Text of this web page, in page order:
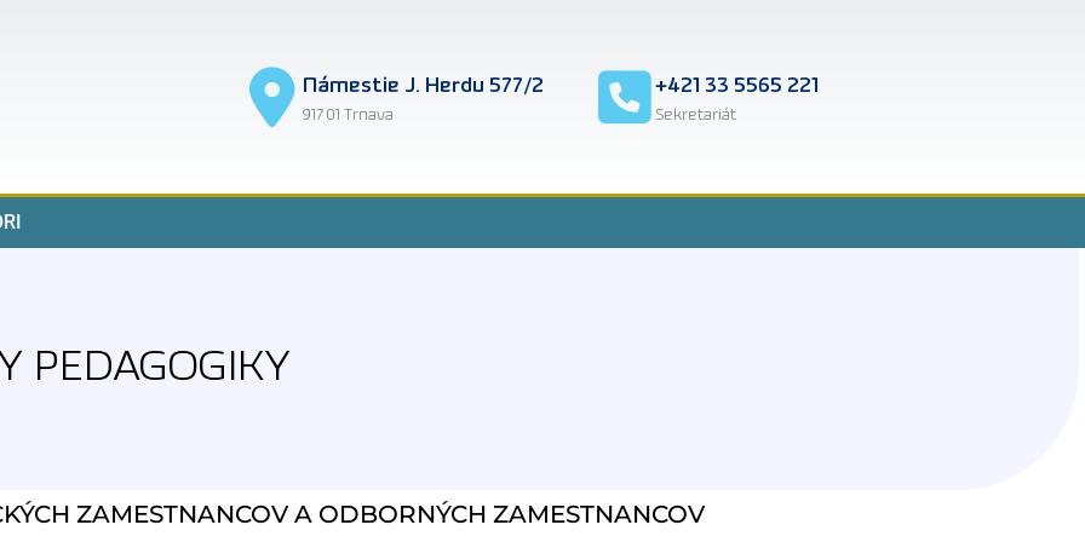
Námestie J. Herdu 577/2
917 01 Trnava
+421 33 5565 221
Sekretariát
PEDAGOGIKY
ZAMESTNANCOV A ODBORNÝCH ZAMESTNANCOV